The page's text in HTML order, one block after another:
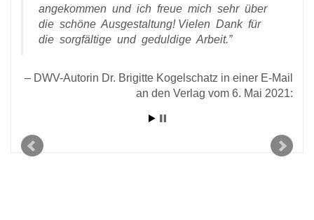
angekommen und ich freue mich sehr über
die schöne Ausgestaltung! Vielen Dank für
die sorgfältige und geduldige Arbeit.
DWV-Autorin Dr. Brigitte Kogelschatz in einer E-Mail
an den Verlag vom 6. Mai 2021: